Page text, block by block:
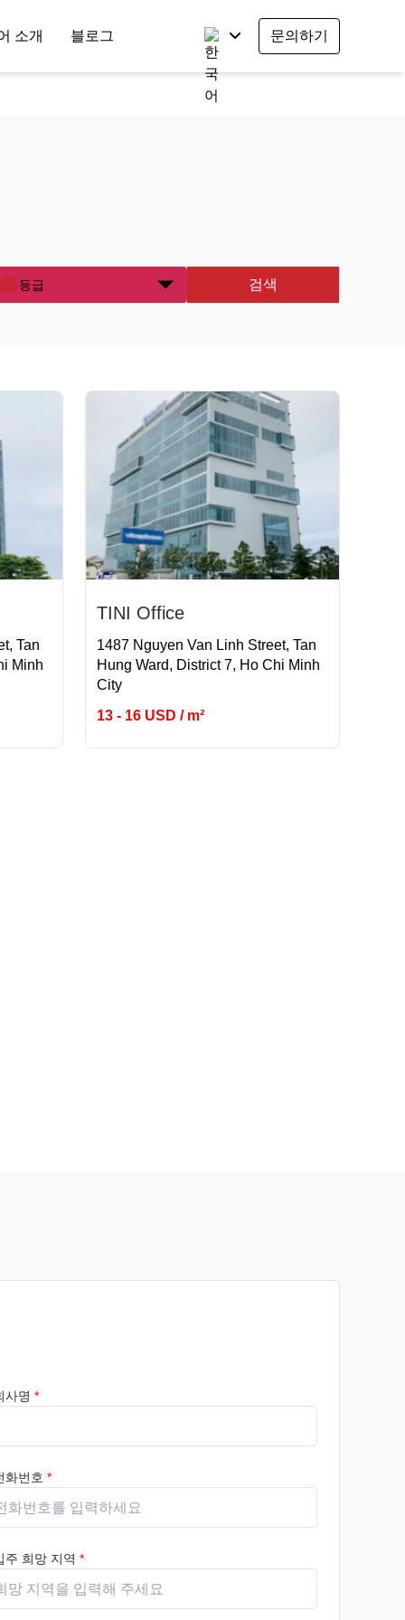
소개 블로그 문의하기
등급 검색
Tan
Minh
TINI Office
1487 Nguyen Van Linh Street, Tan
Hung Ward, District 7, Ho Chi Minh
City
13 - 16 USD / m²
사명 *
화번호 *
주 희망 지역 *